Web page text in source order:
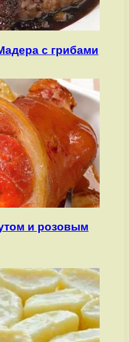
с грибами
и розовым